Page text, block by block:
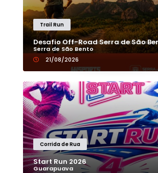
Trail Run
Desafio Off-Road Serra de São
Serra de São Bento
21/08/2026
Corrida de Rua
Start Run 2026
Guarapuava